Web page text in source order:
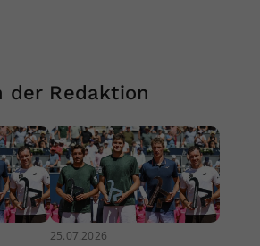
der Redaktion
25.07.2026